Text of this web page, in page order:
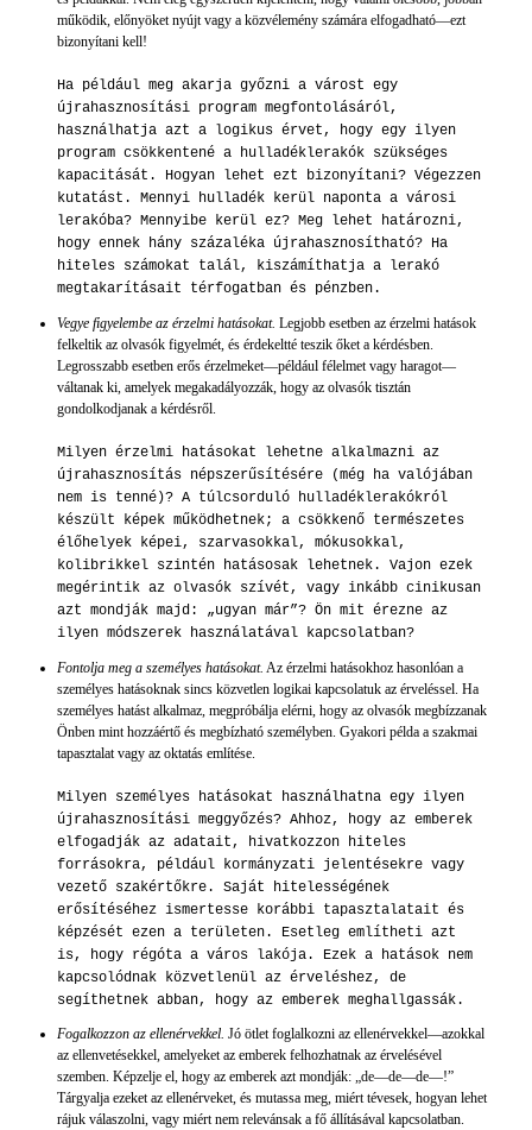
működik, előnyöket nyújt vagy a közvélemény számára elfogadható—ezt
bizonyítani kell!
Ha például meg akarja győzni a várost egy
újrahasznosítási program megfontolásáról,
használhatja azt a logikus érvet, hogy egy ilyen
program csökkentené a hulladéklerakók szükséges
kapacitását. Hogyan lehet ezt bizonyítani? Végezzen
kutatást. Mennyi hulladék kerül naponta a városi
lerakóba? Mennyibe kerül ez? Meg lehet határozni,
hogy ennek hány százaléka újrahasznosítható? Ha
hiteles számokat talál, kiszámíthatja a lerakó
megtakarításait térfogatban és pénzben.
Vegye figyelembe az érzelmi hatásokat. Legjobb esetben az érzelmi hatások
felkeltik az olvasók figyelmét, és érdekeltté teszik őket a kérdésben.
Legrosszabb esetben erős érzelmeket—például félelmet vagy haragot—
váltanak ki, amelyek megakadályozzák, hogy az olvasók tisztán
gondolkodjanak a kérdésről.
Milyen érzelmi hatásokat lehetne alkalmazni az
újrahasznosítás népszerűsítésére (még ha valójában
nem is tenné)? A túlcsorduló hulladéklerakókról
készült képek működhetnek; a csökkenő természetes
élőhelyek képei, szarvasokkal, mókusokkal,
kolibrikkel szintén hatásosak lehetnek. Vajon ezek
megérintik az olvasók szívét, vagy inkább cinikusan
azt mondják majd: „ugyan már”? Ön mit érezne az
ilyen módszerek használatával kapcsolatban?
Fontolja meg a személyes hatásokat. Az érzelmi hatásokhoz hasonlóan a
személyes hatásoknak sincs közvetlen logikai kapcsolatuk az érveléssel. Ha
személyes hatást alkalmaz, megpróbálja elérni, hogy az olvasók megbízzanak
Önben mint hozzáértő és megbízható személyben. Gyakori példa a szakmai
tapasztalat vagy az oktatás említése.
Milyen személyes hatásokat használhatna egy ilyen
újrahasznosítási meggyőzés? Ahhoz, hogy az emberek
elfogadják az adatait, hivatkozzon hiteles
forrásokra, például kormányzati jelentésekre vagy
vezető szakértőkre. Saját hitelességének
erősítéséhez ismertesse korábbi tapasztalatait és
képzését ezen a területen. Esetleg említheti azt
is, hogy régóta a város lakója. Ezek a hatások nem
kapcsolódnak közvetlenül az érveléshez, de
segíthetnek abban, hogy az emberek meghallgassák.
Fogalkozzon az ellenérvekkel. Jó ötlet foglalkozni az ellenérvekkel—azokkal
az ellenvetésekkel, amelyeket az emberek felhozhatnak az érvelésével
szemben. Képzelje el, hogy az emberek azt mondják: „de—de—de—!”
Tárgyalja ezeket az ellenérveket, és mutassa meg, miért tévesek, hogyan lehet
rájuk válaszolni, vagy miért nem relevánsak a fő állításával kapcsolatban.